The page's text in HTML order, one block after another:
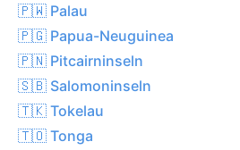
🇵🇼 Palau
🇵🇬 Papua-Neuguinea
🇵🇳 Pitcairninseln
🇸🇧 Salomoninseln
🇹🇰 Tokelau
🇹🇴 Tonga